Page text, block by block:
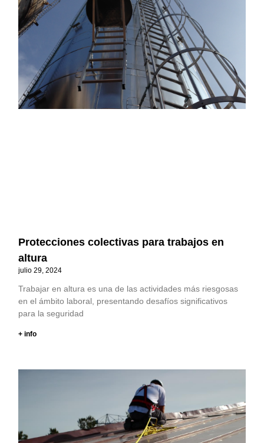
Protecciones colectivas para trabajos en
altura
julio 29, 2024
Trabajar en altura es una de las actividades más riesgosas
en el ámbito laboral, presentando desafíos significativos
para la seguridad
+ info